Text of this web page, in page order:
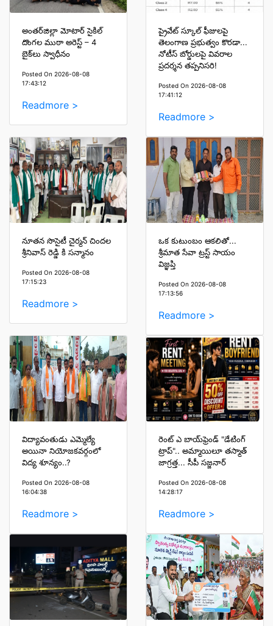
అంతర్‌జిల్లా మోటార్ సైకిల్
దొంగల ముఠా అరెస్ట్ – 4
బైక్‌లు స్వాధీనం
Posted On 2026-08-08
17:43:12
Readmore >
ప్రైవేట్ స్కూల్ ఫీజులపై
తెలంగాణ ప్రభుత్వం కొరడా...
నోటీస్ బోర్డులపై వివరాల
ప్రదర్శన తప్పనిసరి!
Posted On 2026-08-08
17:41:12
Readmore >
నూతన సొసైటీ చైర్మన్ చిందల
శ్రీనివాస్ రెడ్డి కి సన్మానం
Posted On 2026-08-08
17:15:23
Readmore >
ఒక కుటుంబం ఆకలితో...
శ్రీమాత సేవా ట్రస్ట్ సాయం
విజ్ఞప్తి
Posted On 2026-08-08
17:13:56
Readmore >
విద్యావంతుడు ఎమ్మెల్యే
అయినా నియోజకవర్గంలో
విద్య శూన్యం..?
Posted On 2026-08-08
16:04:38
Readmore >
రెంట్ ఎ బాయ్‌ఫ్రెండ్ "డేటింగ్
ట్రాప్".. అమ్మాయిలూ తస్మాత్
జాగ్రత్త... సీపీ సజ్జనార్
Posted On 2026-08-08
14:28:17
Readmore >